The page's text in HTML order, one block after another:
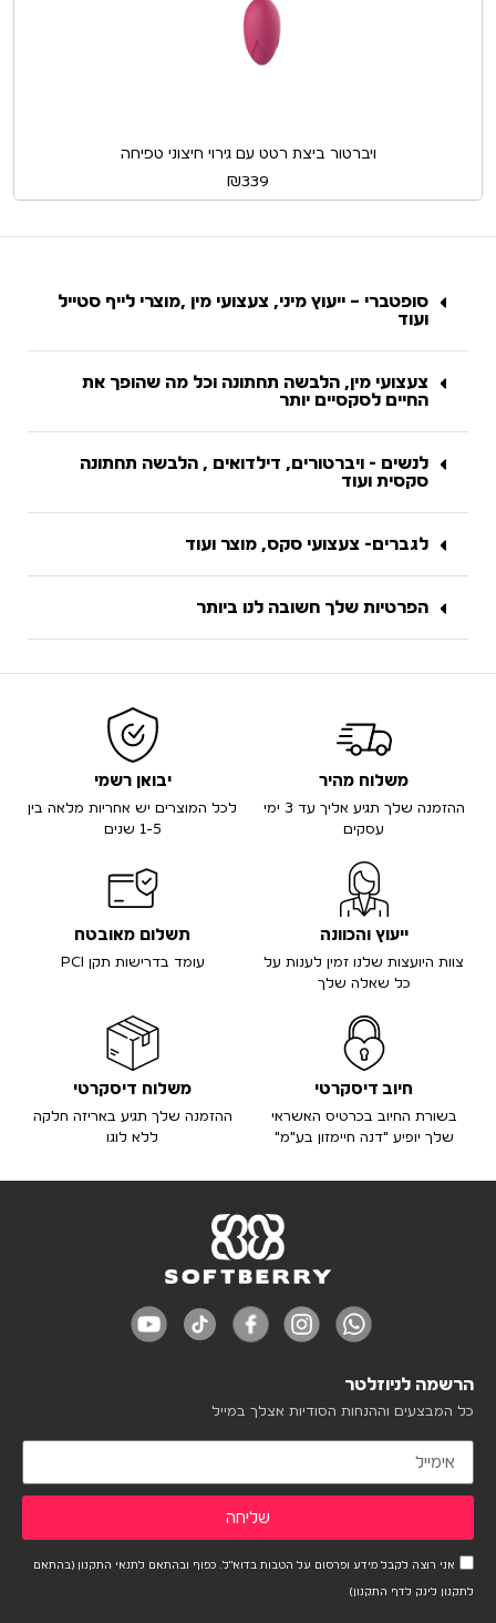
ויברטור ביצת רטט עם גירוי חיצוני טפיחה
₪339
סופטברי – ייעוץ מיני, צעצועי מין ,מוצרי לייף סטייל
ועוד
צעצועי מין, הלבשה תחתונה וכל מה שהופך את
החיים לסקסיים יותר
לנשים - ויברטורים, דילדואים , הלבשה תחתונה
סקסית ועוד
לגברים- צעצועי סקס, מוצר ועוד
הפרטיות שלך חשובה לנו ביותר
משלוח מהיר
ההזמנה שלך תגיע אליך עד 3 ימי
עסקים
יבואן רשמי
לכל המוצרים יש אחריות מלאה בין
1-5 שנים
ייעוץ והכוונה
צוות היועצות שלנו זמין לענות על
כל שאלה שלך
תשלום מאובטח
עומד בדרישות תקן PCI
חיוב דיסקרטי
בשורת החיוב בכרטיס האשראי
שלך יופיע "דנה חיימזון בע"מ"
משלוח דיסקרטי
ההזמנה שלך תגיע באריזה חלקה
ללא לוגו
הרשמה לניוזלטר
כל המבצעים וההנחות הסודיות אצלך במייל
אני רוצה לקבל מידע ופרסום על הטבות בדוא"ל. כפוף ובהתאם לתנאי התקנון (בהתאם
לתקנון לינק לדף התקנון)
שליחה